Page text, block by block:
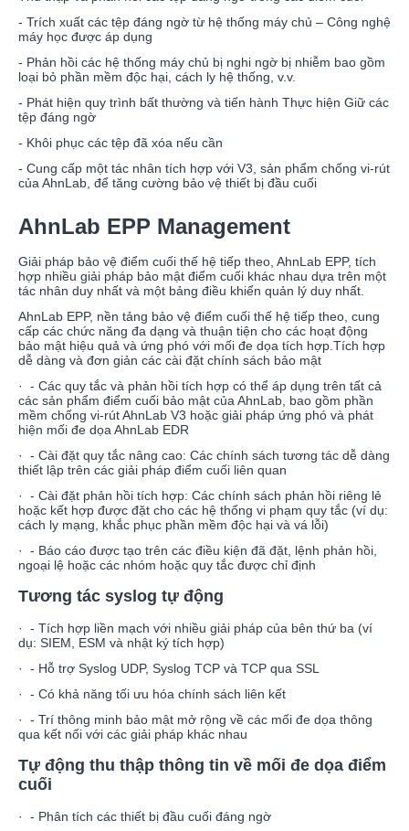
- Trích xuất các tệp đáng ngờ từ hệ thống máy chủ – Công nghệ
máy học được áp dụng
- Phản hồi các hệ thống máy chủ bị nghi ngờ bị nhiễm bao gồm
loại bỏ phần mềm độc hại, cách ly hệ thống, v.v.
- Phát hiện quy trình bất thường và tiến hành Thực hiện Giữ các
tệp đáng ngờ
- Khôi phục các tệp đã xóa nếu cần
- Cung cấp một tác nhân tích hợp với V3, sản phẩm chống vi-rút
của AhnLab, để tăng cường bảo vệ thiết bị đầu cuối
AhnLab EPP Management
Giải pháp bảo vệ điểm cuối thế hệ tiếp theo, AhnLab EPP, tích
hợp nhiều giải pháp bảo mật điểm cuối khác nhau dựa trên một
tác nhân duy nhất và một bảng điều khiển quản lý duy nhất.
AhnLab EPP, nền tảng bảo vệ điểm cuối thế hệ tiếp theo, cung
cấp các chức năng đa dạng và thuận tiện cho các hoạt động
bảo mật hiệu quả và ứng phó với mối đe dọa tích hợp.Tích hợp
dễ dàng và đơn giản các cài đặt chính sách bảo mật
· - Các quy tắc và phản hồi tích hợp có thể áp dụng trên tất cả
các sản phẩm điểm cuối bảo mật của AhnLab, bao gồm phần
mềm chống vi-rút AhnLab V3 hoặc giải pháp ứng phó và phát
hiện mối đe dọa AhnLab EDR
· - Cài đặt quy tắc nâng cao: Các chính sách tương tác dễ dàng
thiết lập trên các giải pháp điểm cuối liên quan
· - Cài đặt phản hồi tích hợp: Các chính sách phản hồi riêng lẻ
hoặc kết hợp được đặt cho các hệ thống vi phạm quy tắc (ví dụ:
cách ly mạng, khắc phục phần mềm độc hại và vá lỗi)
· - Báo cáo được tạo trên các điều kiện đã đặt, lệnh phản hồi,
ngoại lệ hoặc các nhóm hoặc quy tắc được chỉ định
Tương tác syslog tự động
· - Tích hợp liền mạch với nhiều giải pháp của bên thứ ba (ví
dụ: SIEM, ESM và nhật ký tích hợp)
· - Hỗ trợ Syslog UDP, Syslog TCP và TCP qua SSL
· - Có khả năng tối ưu hóa chính sách liên kết
· - Trí thông minh bảo mật mở rộng về các mối đe dọa thông
qua kết nối với các giải pháp khác nhau
Tự động thu thập thông tin về mối đe dọa điểm
cuối
· - Phân tích các thiết bị đầu cuối đáng ngờ